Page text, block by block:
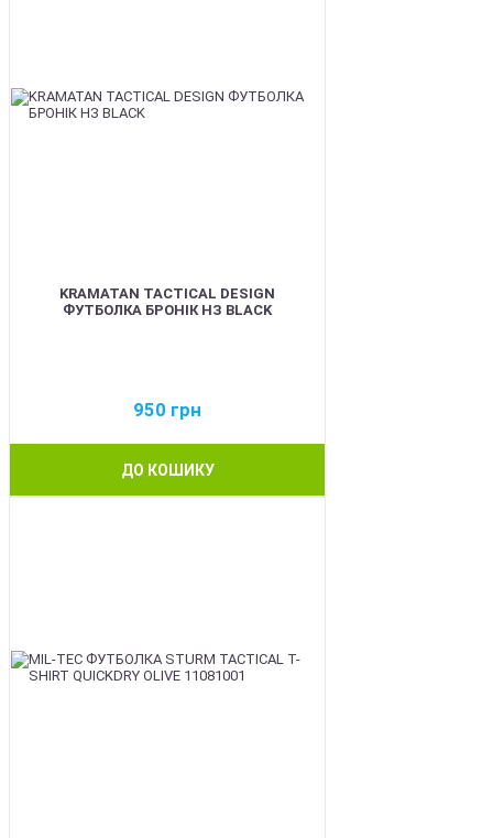
KRAMATAN TACTICAL DESIGN
ФУТБОЛКА БРОНІК НЗ BLACK
950 грн
ДО КОШИКУ